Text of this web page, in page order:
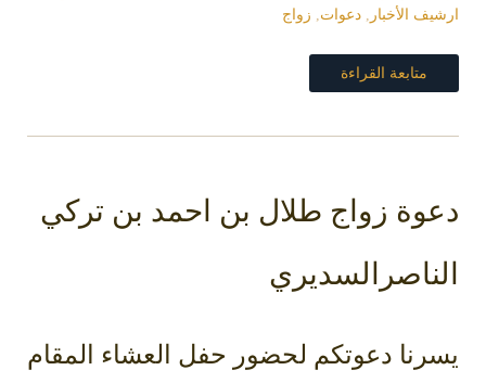
ارشيف الأخبار , دعوات, زواج
متابعة القراءة
دعوة زواج طلال بن احمد بن تركي
الناصرالسديري
يسرنا دعوتكم لحضور حفل العشاء المقام